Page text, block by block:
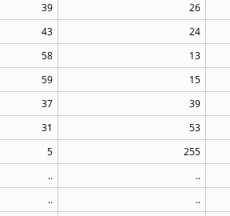
39 26
43 24
58 13
59 15
37 39
31 53
5 255
.. ..
.. ..